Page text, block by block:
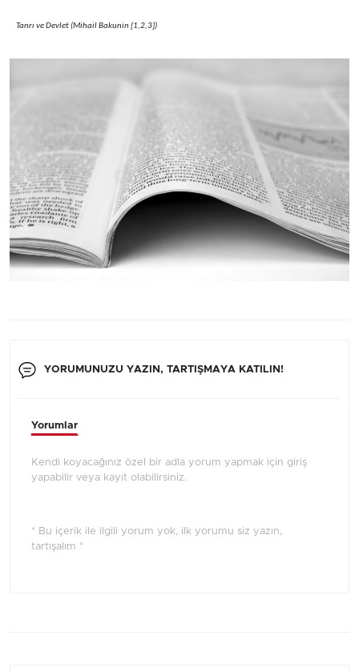
Tanrı ve Devlet (Mihail Bakunin [1,2,3])
YORUMUNUZU YAZIN, TARTIŞMAYA KATILIN!
Yorumlar
Kendi koyacağınız özel bir adla yorum yapmak için giriş
yapabilir veya kayıt olabilirsiniz.
* Bu içerik ile ilgili yorum yok, ilk yorumu siz yazın,
tartışalım *